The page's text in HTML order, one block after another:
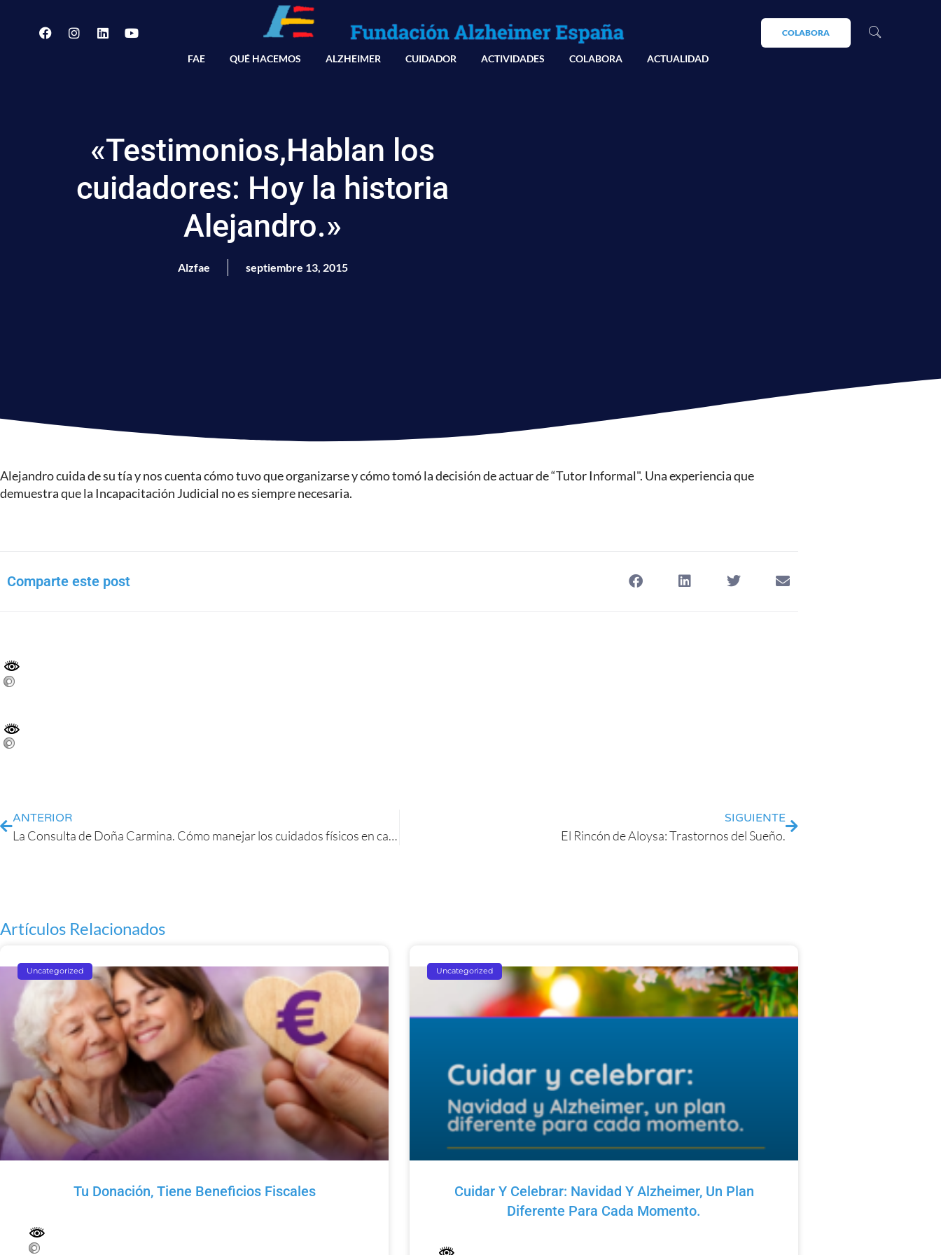
FAE QUÉ HACEMOS ALZHEIMER CUIDADOR ACTIVIDADES COLABORA ACTUALIDAD
COLABORA
«Testimonios,Hablan los
cuidadores: Hoy la historia
Alejandro.»
Alzfae septiembre 13, 2015
Alejandro cuida de su tía y nos cuenta cómo tuvo que organizarse y cómo tomó la decisión de actuar de “Tutor Informal". Una experiencia que
demuestra que la Incapacitación Judicial no es siempre necesaria.
Comparte este post
ANTERIOR
La Consulta de Doña Carmina. Cómo manejar los cuidados físicos en casa: La aparición de Llagas
SIGUIENTE
El Rincón de Aloysa: Trastornos del Sueño.
Artículos Relacionados
Uncategorized
Tu Donación, Tiene Beneficios Fiscales
Uncategorized
Cuidar Y Celebrar: Navidad Y Alzheimer, Un Plan
Diferente Para Cada Momento.